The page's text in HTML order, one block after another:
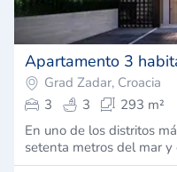
Apartamento 3
Grad Zadar, Croacia
3
3
293 m²
En uno de los distritos
setenta metros del mar y